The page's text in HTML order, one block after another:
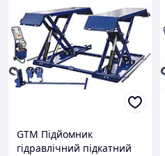
GTM Підйомник
гідравлічний підкатний